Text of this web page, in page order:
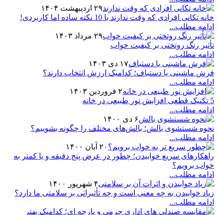
۲۹ اردیبهشت ۱۴۰۴
خانه تکانی افرادی که وقت ندارند با 10 نکته ساده اما کاربردی!
ادامه مطلب...
۲۹ مرداد ۱۴۰۳
تأثیر رنگ روتختی بر کیفیت خواب
ادامه مطلب...
۱۷ دی ۱۴۰۳
فرش ماشینی یا دستباف؛ کدامیک ارزش انتخاب دارند؟
ادامه مطلب...
۲ فروردین ۱۴۰۳
5 تکنیک قطعی افزایش نور طبیعی در خانه
ادامه مطلب...
۶ دی ۱۴۰۰
نحوه شستشوی بالش؛ بالش‌های مختلف را چگونه بشوییم؟
ادامه مطلب...
۲۰ آبان ۱۴۰۰
راهکارهای سریع خوابیدن؛ چطور در عرض پنج دقیقه و یا کمتر به
خواب برویم؟
ادامه مطلب...
۴ شهریور ۱۴۰۰
زیاد خوابیدن به چه معنی است و چه تأثیراتی بر سلامتی ما دارد؟
ادامه مطلب...